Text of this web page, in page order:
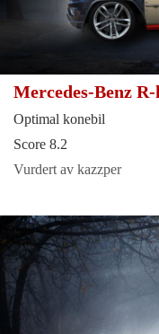
Mercedes-Benz
Optimal konebil
Score 8.2
Vurdert av kazzper